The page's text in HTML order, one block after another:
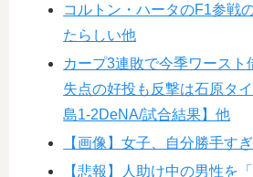
コルトン・ハータのF1参戦
たらしい他
カープ3連敗で今季ワースト
失点の好投も反撃は石原タ
島1-2DeNA/試合結果】他
【画像】女子、自分勝手す
【悲報】人助け中の男性を